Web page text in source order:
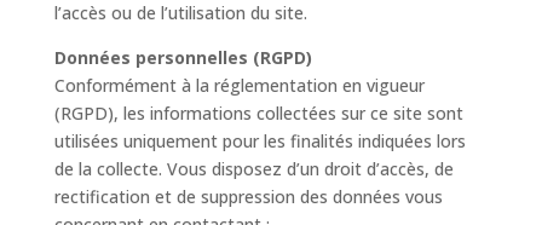
l’accès ou de l’utilisation du site.
Données personnelles (RGPD)
Conformément à la réglementation en vigueur
(RGPD), les informations collectées sur ce site sont
utilisées uniquement pour les finalités indiquées lors
de la collecte. Vous disposez d’un droit d’accès, de
rectification et de suppression des données vous